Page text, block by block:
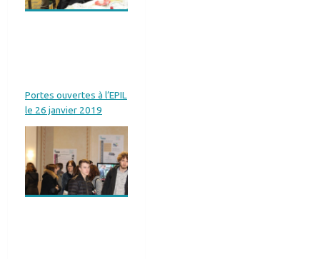
Portes ouvertes à l’EPIL
le 26 janvier 2019